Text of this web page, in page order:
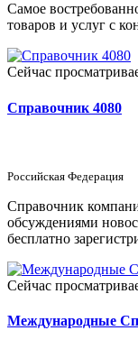
Самое
товаров и услуг с
Сейчас
Справочник 4080
Российская Федерация
Справочник
обсуждениями
бесплатно
Сейчас
Международные